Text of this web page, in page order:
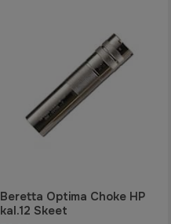
Beretta Optima Choke HP
kal.12 Skeet